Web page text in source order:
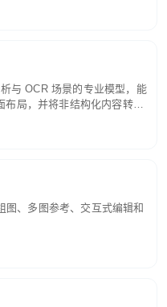
析。长程任务中自主规划与
与 OCR 场景的专业模型，能
布局，并将非结构化内容转换
果。
、多图参考、交互式编辑和